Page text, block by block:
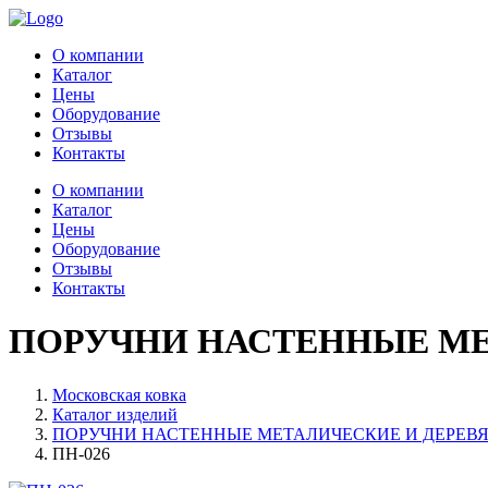
О компании
Каталог
Цены
Оборудование
Отзывы
Контакты
О компании
Каталог
Цены
Оборудование
Отзывы
Контакты
ПОРУЧНИ НАСТЕННЫЕ
Московская ковка
Каталог изделий
ПОРУЧНИ НАСТЕННЫЕ МЕТАЛИЧЕСКИЕ И
ПН-026